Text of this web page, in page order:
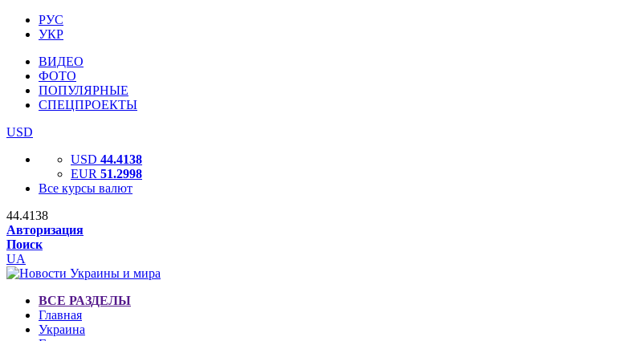
РУС
УКР
ВИДЕО
ФОТО
ПОПУЛЯРНЫЕ
СПЕЦПРОЕКТЫ
USD
USD 44.4138
EUR 51.2998
Все курсы валют
44.4138
Авторизация
Поиск
UA
ВСЕ РАЗДЕЛЫ
Главная
Украина